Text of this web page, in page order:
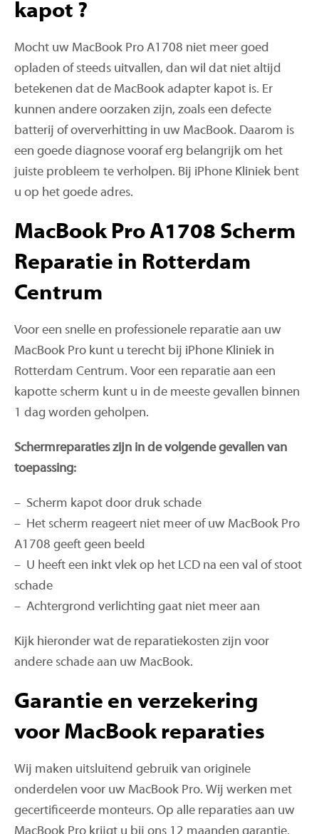
kapot ?
Mocht uw MacBook Pro A1708 niet meer goed
opladen of steeds uitvallen, dan wil dat niet altijd
betekenen dat de MacBook adapter kapot is. Er
kunnen andere oorzaken zijn, zoals een defecte
batterij of oververhitting in uw MacBook. Daarom is
een goede diagnose vooraf erg belangrijk om het
juiste probleem te verholpen. Bij iPhone Kliniek bent
u op het goede adres.
MacBook Pro A1708 Scherm
Reparatie in Rotterdam
Centrum
Voor een snelle en professionele reparatie aan uw
MacBook Pro kunt u terecht bij iPhone Kliniek in
Rotterdam Centrum. Voor een reparatie aan een
kapotte scherm kunt u in de meeste gevallen binnen
1 dag worden geholpen.
Schermreparaties zijn in de volgende gevallen van
toepassing:
– Scherm kapot door druk schade
– Het scherm reageert niet meer of uw MacBook Pro
A1708 geeft geen beeld
– U heeft een inkt vlek op het LCD na een val of stoot
schade
– Achtergrond verlichting gaat niet meer aan
Kijk hieronder wat de reparatiekosten zijn voor
andere schade aan uw MacBook.
Garantie en verzekering
voor MacBook reparaties
Wij maken uitsluitend gebruik van originele
onderdelen voor uw MacBook Pro. Wij werken met
gecertificeerde monteurs. Op alle reparaties aan uw